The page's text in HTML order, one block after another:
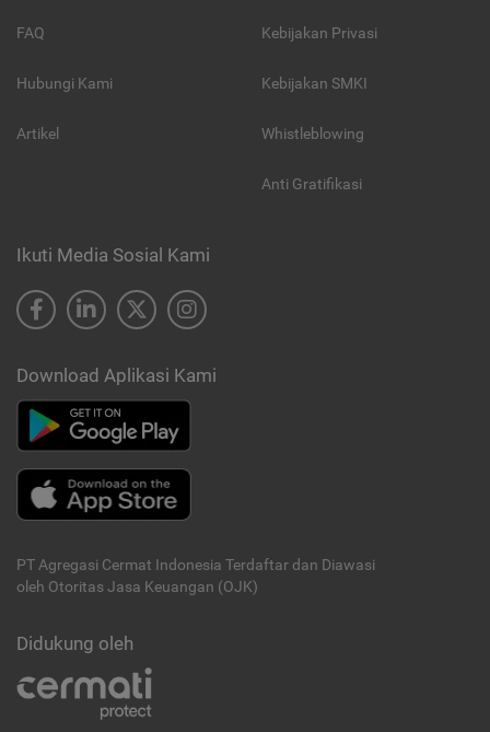
FAQ
Hubungi Kami
Artikel
Kebijakan Privasi
Kebijakan SMKI
Whistleblowing
Anti Gratifikasi
Ikuti Media Sosial Kami
Download Aplikasi Kami
PT Agregasi Cermat Indonesia Terdaftar dan Diawasi
oleh Otoritas Jasa Keuangan (OJK)
Didukung oleh